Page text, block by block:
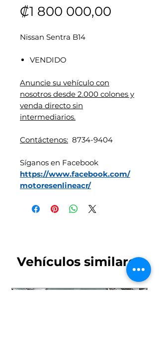
₡1 800 000,00
Nissan Sentra B14
VENDIDO
Anuncie su vehículo con
nosotros desde 2.000 colones y
venda directo sin
intermediarios.
Contáctenos: 8734-9404
Síganos en Facebook
https://www.facebook.com/
motoresenlineacr/
Vehículos similares